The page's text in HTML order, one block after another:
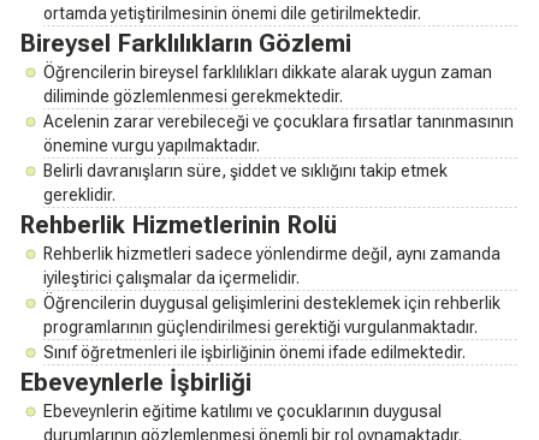
ortamda yetiştirilmesinin önemi dile getirilmektedir.
Bireysel Farklılıkların Gözlemi
Öğrencilerin bireysel farklılıkları dikkate alarak uygun zaman
diliminde gözlemlenmesi gerekmektedir.
Acelenin zarar verebileceği ve çocuklara fırsatlar tanınmasının
önemine vurgu yapılmaktadır.
Belirli davranışların süre, şiddet ve sıklığını takip etmek
gereklidir.
Rehberlik Hizmetlerinin Rolü
Rehberlik hizmetleri sadece yönlendirme değil, aynı zamanda
iyileştirici çalışmalar da içermelidir.
Öğrencilerin duygusal gelişimlerini desteklemek için rehberlik
programlarının güçlendirilmesi gerektiği vurgulanmaktadır.
Sınıf öğretmenleri ile işbirliğinin önemi ifade edilmektedir.
Ebeveynlerle İşbirliği
Ebeveynlerin eğitime katılımı ve çocuklarının duygusal
durumlarının gözlemlenmesi önemli bir rol oynamaktadır.